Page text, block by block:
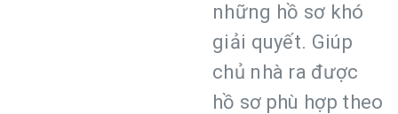
những hồ sơ khó
giải quyết. Giúp
chủ nhà ra được
hồ sơ phù hợp theo